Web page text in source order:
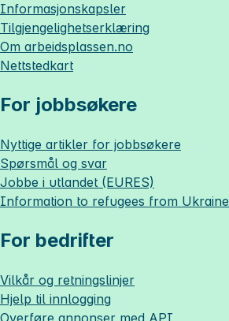
Informasjonskapsler
Tilgjengelighetserklæring
Om arbeidsplassen.no
Nettstedkart
For jobbsøkere
Nyttige artikler for jobbsøkere
Spørsmål og svar
Jobbe i utlandet (EURES)
Information to refugees from Ukraine
For bedrifter
Vilkår og retningslinjer
Hjelp til innlogging
Overføre annonser med API